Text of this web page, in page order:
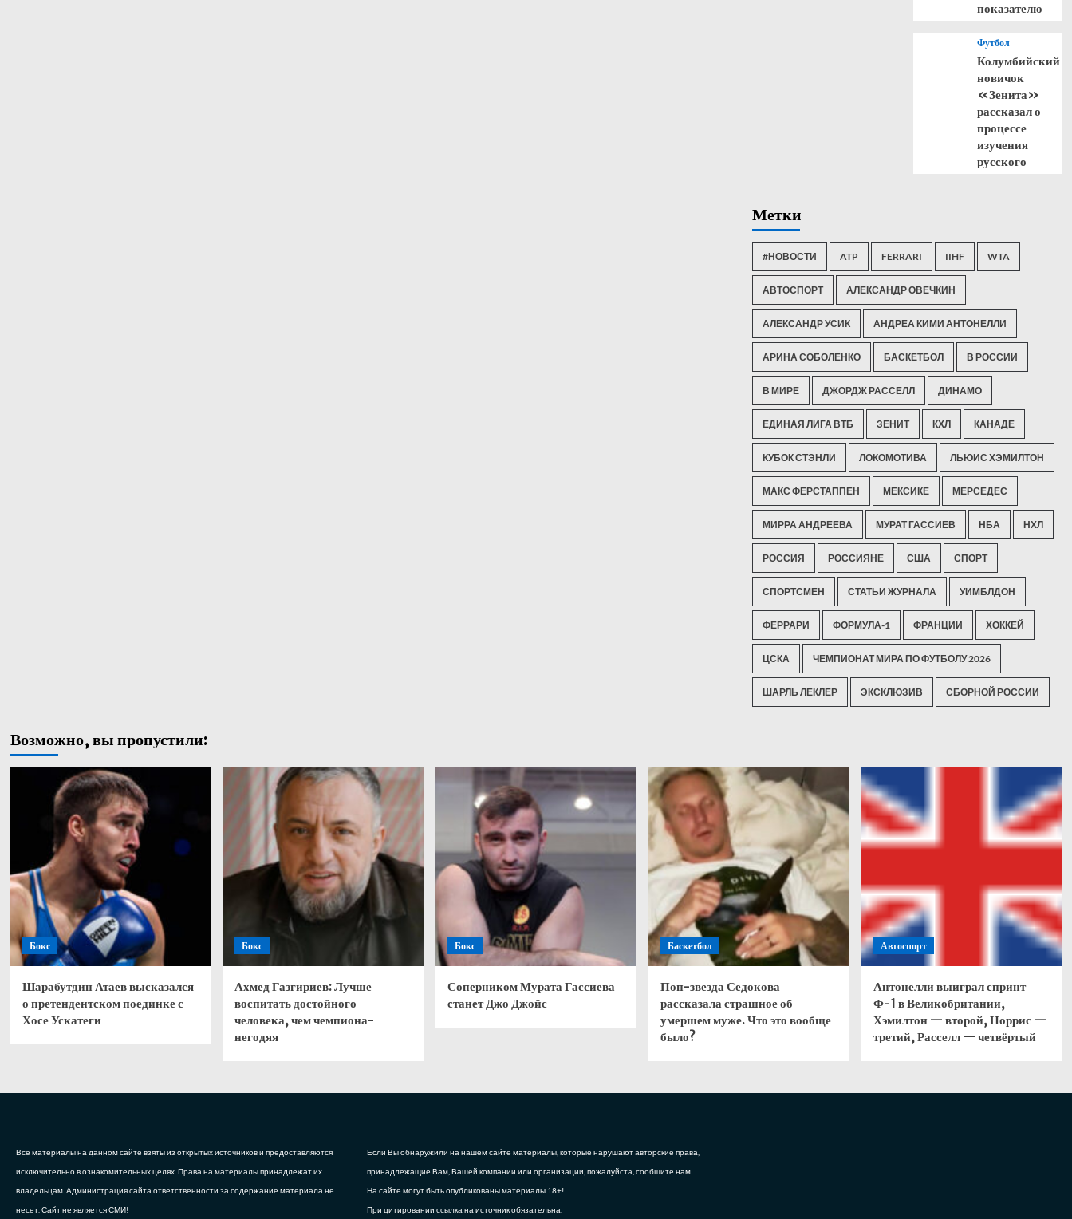
показателю
Футбол
Колумбийский
новичок
«Зенита»
рассказал о
процессе
изучения
русского
Метки
#НОВОСТИ ATP FERRARI IIHF WTA
АВТОСПОРТ АЛЕКСАНДР ОВЕЧКИН
АЛЕКСАНДР УСИК АНДРЕА КИМИ АНТОНЕЛЛИ
АРИНА СОБОЛЕНКО БАСКЕТБОЛ В РОССИИ
В МИРЕ ДЖОРДЖ РАССЕЛЛ ДИНАМО
ЕДИНАЯ ЛИГА ВТБ ЗЕНИТ КХЛ КАНАДЕ
КУБОК СТЭНЛИ ЛОКОМОТИВА ЛЬЮИС ХЭМИЛТОН
МАКС ФЕРСТАППЕН МЕКСИКЕ МЕРСЕДЕС
МИРРА АНДРЕЕВА МУРАТ ГАССИЕВ НБА НХЛ
РОССИЯ РОССИЯНЕ США СПОРТ
СПОРТСМЕН СТАТЬИ ЖУРНАЛА УИМБЛДОН
ФЕРРАРИ ФОРМУЛА-1 ФРАНЦИИ ХОККЕЙ
ЦСКА ЧЕМПИОНАТ МИРА ПО ФУТБОЛУ 2026
ШАРЛЬ ЛЕКЛЕР ЭКСКЛЮЗИВ СБОРНОЙ РОССИИ
Возможно, вы пропустили:
Бокс
Шарабутдин Атаев высказался
о претендентском поединке с
Хосе Ускатеги
Бокс
Ахмед Газгириев: Лучше
воспитать достойного
человека, чем чемпиона-
негодяя
Бокс
Соперником Мурата Гассиева
станет Джо Джойс
Баскетбол
Поп-звезда Седокова
рассказала страшное об
умершем муже. Что это вообще
было?
Автоспорт
Антонелли выиграл спринт
Ф-1 в Великобритании,
Хэмилтон — второй, Норрис —
третий, Расселл — четвёртый
Все материалы на данном сайте взяты из открытых источников и предоставляются
исключительно в ознакомительных целях. Права на материалы принадлежат их
владельцам. Администрация сайта ответственности за содержание материала не
несет. Сайт не является СМИ!
Если Вы обнаружили на нашем сайте материалы, которые нарушают авторские права,
принадлежащие Вам, Вашей компании или организации, пожалуйста, сообщите нам.
На сайте могут быть опубликованы материалы 18+!
При цитировании ссылка на источник обязательна.